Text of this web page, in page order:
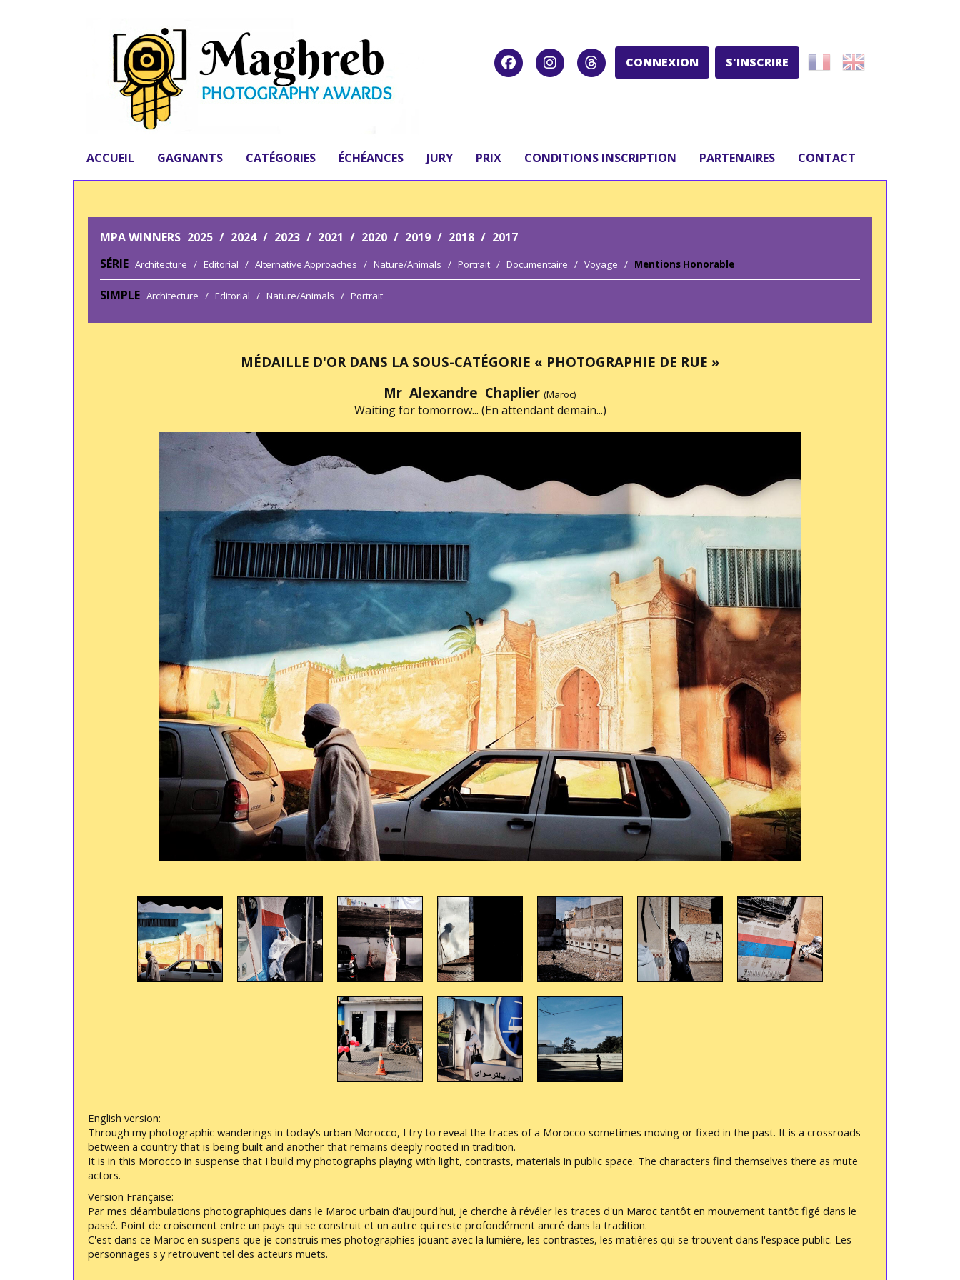
CONNEXION S'INSCRIRE
ACCUEIL GAGNANTS CATÉGORIES ÉCHÉANCES JURY PRIX CONDITIONS INSCRIPTION PARTENAIRES CONTACT
MPA WINNERS 2025 / 2024 / 2023 / 2021 / 2020 / 2019 / 2018 / 2017
SÉRIE Architecture / Editorial / Alternative Approaches / Nature/Animals / Portrait / Documentaire / Voyage / Mentions Honorable
SIMPLE Architecture / Editorial / Nature/Animals / Portrait
MÉDAILLE D'OR DANS LA SOUS-CATÉGORIE « PHOTOGRAPHIE DE RUE »
Mr Alexandre Chaplier (Maroc)
Waiting for tomorrow... (En attendant demain...)
English version:
Through my photographic wanderings in today's urban Morocco, I try to reveal the traces of a Morocco sometimes moving or fixed in the past. It is a crossroads
between a country that is being built and another that remains deeply rooted in tradition.
It is in this Morocco in suspense that I build my photographs playing with light, contrasts, materials in public space. The characters find themselves there as mute
actors.
Version Française:
Par mes déambulations photographiques dans le Maroc urbain d'aujourd'hui, je cherche à révéler les traces d'un Maroc tantôt en mouvement tantôt figé dans le
passé. Point de croisement entre un pays qui se construit et un autre qui reste profondément ancré dans la tradition.
C'est dans ce Maroc en suspens que je construis mes photographies jouant avec la lumière, les contrastes, les matières qui se trouvent dans l'espace public. Les
personnages s'y retrouvent tel des acteurs muets.